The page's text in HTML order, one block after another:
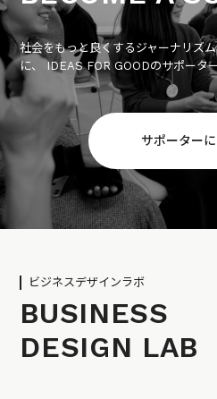
社会をもっと良くするジャーナリズ
に、 IDEAS FOR GOODのサポータ
サポーター
ビジネスデザインラボ
BUSINESS
DESIGN LAB